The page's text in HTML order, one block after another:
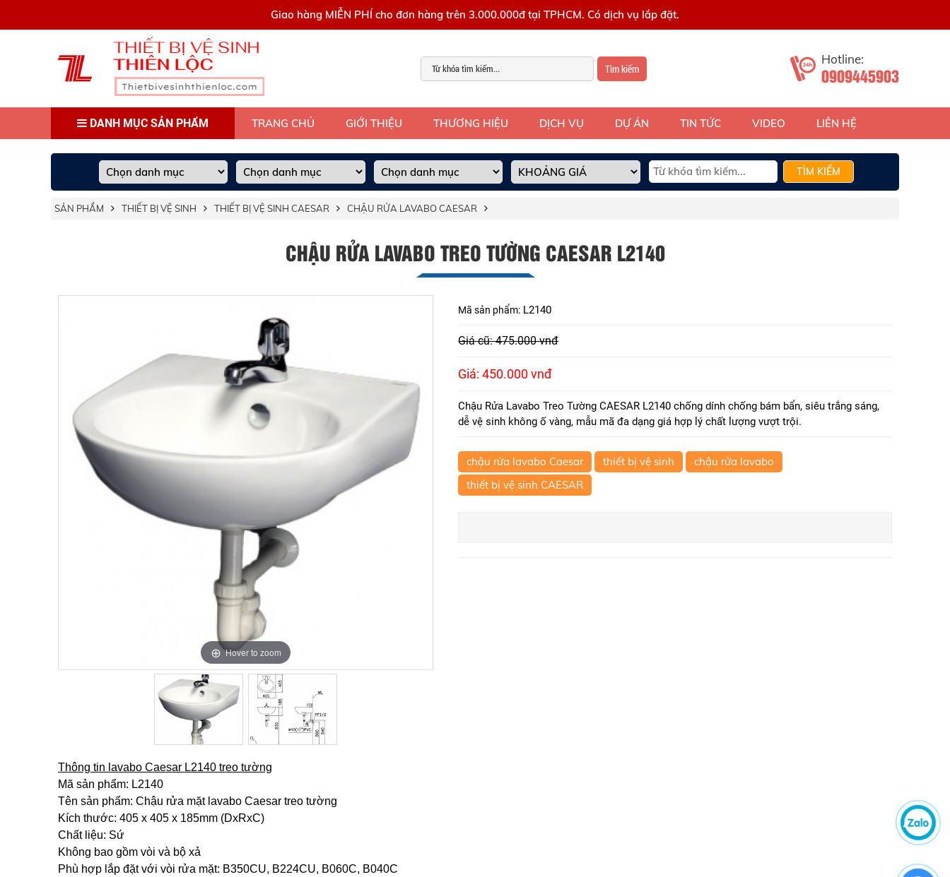
Giao hàng MIỄN PHÍ cho đơn hàng trên 3.000.000đ tại TPHCM. Có dịch vụ lắp đặt.
Tìm kiếm
Hotline:
0909445903
DANH MỤC SẢN PHẨM TRANG CHỦ GIỚI THIỆU THƯƠNG HIỆU DỊCH VỤ DỰ ÁN TIN TỨC VIDEO LIÊN HỆ
TÌM KIẾM
SẢN PHẨM THIẾT BỊ VỆ SINH THIẾT BỊ VỆ SINH CAESAR CHẬU RỬA LAVABO CAESAR
CHẬU RỬA LAVABO TREO TƯỜNG CAESAR L2140
Hover to zoom
Hover to zoom
Mã sản phẩm: L2140
Giá cũ: 475.000 vnđ
Giá: 450.000 vnđ
Chậu Rửa Lavabo Treo Tường CAESAR L2140 chống dính chống bám bẩn, siêu trắng sáng,
dễ vệ sinh không ố vàng, mẫu mã đa dạng giá hợp lý chất lượng vượt trội.
chậu rửa lavabo Caesar thiết bị vệ sinh
chậu rửa lavabo
thiết bị vệ sinh CAESAR
Thông tin lavabo Caesar L2140 treo tường
Mã sản phẩm: L2140
Tên sản phẩm: Chậu rửa mặt lavabo Caesar treo tường
Kích thước: 405 x 405 x 185mm (DxRxC)
Chất liệu: Sứ
Không bao gồm vòi và bộ xả
Phù hợp lắp đặt với vòi rửa mặt: B350CU, B224CU, B060C, B040C